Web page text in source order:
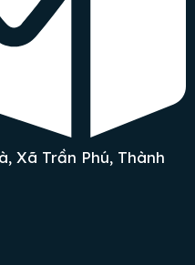
Xã Trần Phú, Thành